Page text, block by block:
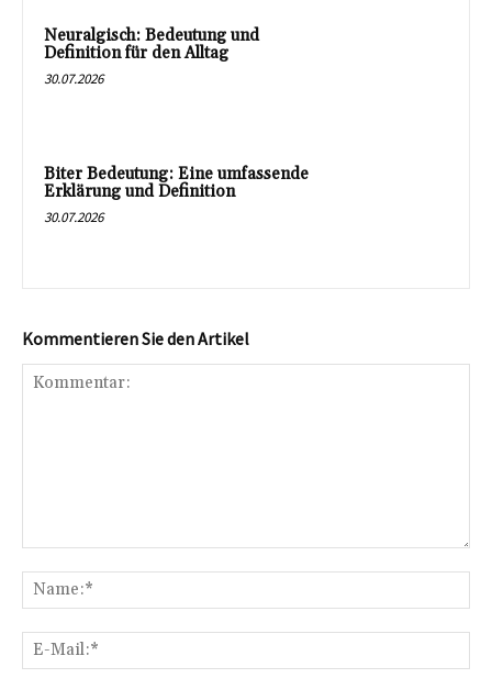
Neuralgisch: Bedeutung und
Definition für den Alltag
30.07.2026
Biter Bedeutung: Eine umfassende
Erklärung und Definition
30.07.2026
Kommentieren Sie den Artikel